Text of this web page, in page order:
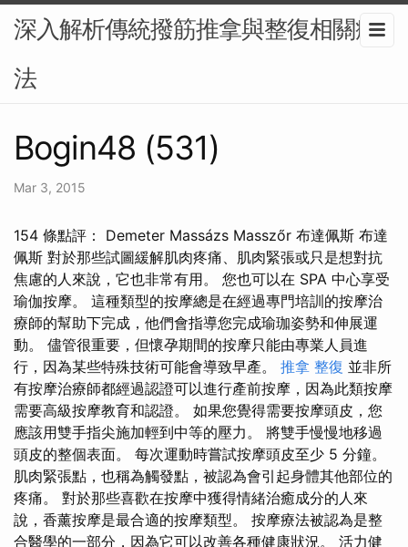
深入解析傳統撥筋推拿與整復相關療
法
Bogin48 (531)
Mar 3, 2015
154 條點評： Demeter Massázs Masszőr 布達佩斯 布達
佩斯 對於那些試圖緩解肌肉疼痛、肌肉緊張或只是想對抗
焦慮的人來說，它也非常有用。 您也可以在 SPA 中心享受
瑜伽按摩。 這種類型的按摩總是在經過專門培訓的按摩治
療師的幫助下完成，他們會指導您完成瑜珈姿勢和伸展運
動。 儘管很重要，但懷孕期間的按摩只能由專業人員進
行，因為某些特殊技術可能會導致早產。 推拿 整復 並非所
有按摩治療師都經過認證可以進行產前按摩，因為此類按摩
需要高級按摩教育和認證。 如果您覺得需要按摩頭皮，您
應該用雙手指尖施加輕到中等的壓力。 將雙手慢慢地移過
頭皮的整個表面。 每次運動時嘗試按摩頭皮至少 5 分鐘。
肌肉緊張點，也稱為觸發點，被認為會引起身體其他部位的
疼痛。 對於那些喜歡在按摩中獲得情緒治癒成分的人來
說，香薰按摩是最合適的按摩類型。 按摩療法被認為是整
合醫學的一部分，因為它可以改善各種健康狀況。 活力健